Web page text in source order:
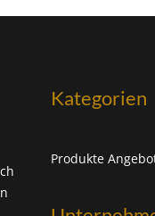
Kategorien
Produkte